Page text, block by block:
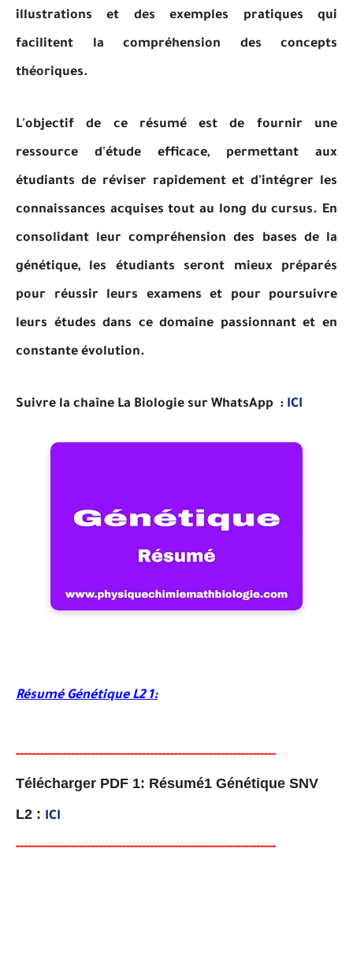
illustrations et des exemples pratiques qui
facilitent la compréhension des concepts
théoriques.
L'objectif de ce résumé est de fournir une
ressource d'étude efficace, permettant aux
étudiants de réviser rapidement et d'intégrer les
connaissances acquises tout au long du cursus. En
consolidant leur compréhension des bases de la
génétique, les étudiants seront mieux préparés
pour réussir leurs examens et pour poursuivre
leurs études dans ce domaine passionnant et en
constante évolution.
Suivre la chaîne La Biologie sur WhatsApp : ICI
Résumé Génétique L2 1:
------------------------------------------------------------------
Télécharger PDF 1: Résumé1 Génétique SNV
L2 : ICI
------------------------------------------------------------------